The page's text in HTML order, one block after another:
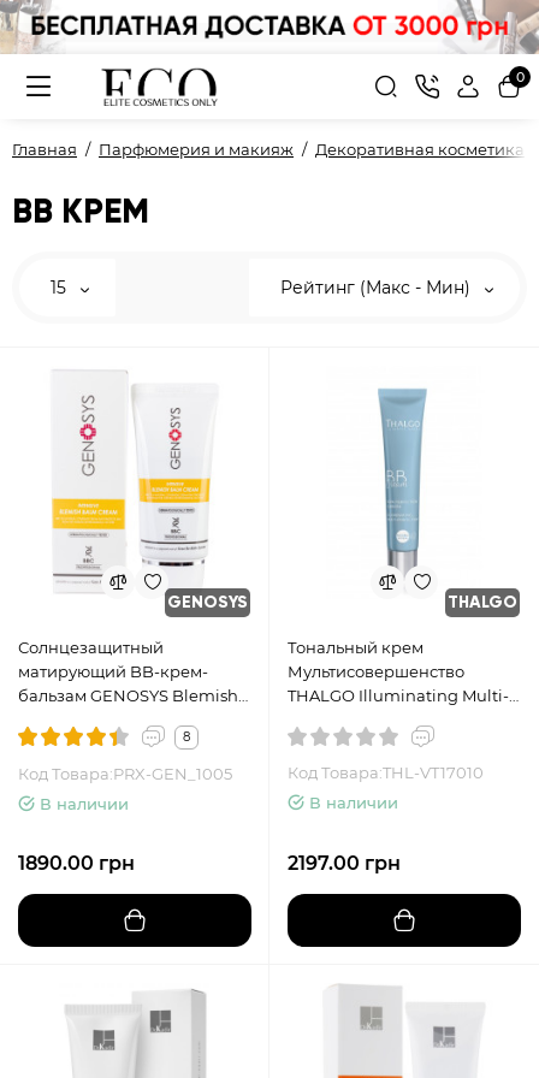
0
Главная Парфюмерия и макияж Декоративная косметика
ВВ КРЕМ
15 Рейтинг (Макс - Мин)
GENOSYS
Солнцезащитный
матирующий BB-крем-
бальзам GENOSYS Blemish
8
Код Товара:PRX-GEN_1005
В наличии
1890.00 грн
THALGO
Тональный крем
Мультисовершенство
THALGO Illuminating Multi-
мл Натуральный
Код Товара:THL-VT17010
В наличии
2197.00 грн